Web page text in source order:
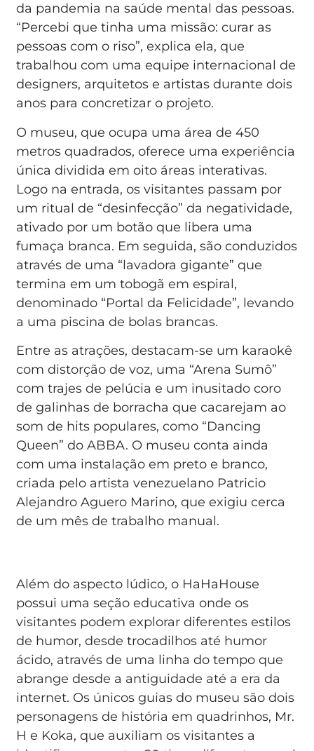
da pandemia na saúde mental das pessoas.
“Percebi que tinha uma missão: curar as
pessoas com o riso”, explica ela, que
trabalhou com uma equipe internacional de
designers, arquitetos e artistas durante dois
anos para concretizar o projeto.
O museu, que ocupa uma área de 450
metros quadrados, oferece uma experiência
única dividida em oito áreas interativas.
Logo na entrada, os visitantes passam por
um ritual de “desinfecção” da negatividade,
ativado por um botão que libera uma
fumaça branca. Em seguida, são conduzidos
através de uma “lavadora gigante” que
termina em um tobogã em espiral,
denominado “Portal da Felicidade”, levando
a uma piscina de bolas brancas.
Entre as atrações, destacam-se um karaokê
com distorção de voz, uma “Arena Sumô”
com trajes de pelúcia e um inusitado coro
de galinhas de borracha que cacarejam ao
som de hits populares, como “Dancing
Queen” do ABBA. O museu conta ainda
com uma instalação em preto e branco,
criada pelo artista venezuelano Patricio
Alejandro Aguero Marino, que exigiu cerca
de um mês de trabalho manual.
Além do aspecto lúdico, o HaHaHouse
possui uma seção educativa onde os
visitantes podem explorar diferentes estilos
de humor, desde trocadilhos até humor
ácido, através de uma linha do tempo que
abrange desde a antiguidade até a era da
internet. Os únicos guias do museu são dois
personagens de história em quadrinhos, Mr.
H e Koka, que auxiliam os visitantes a